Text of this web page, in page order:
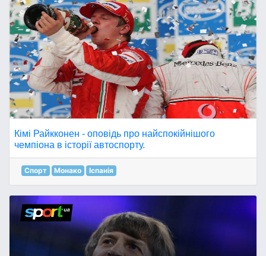
Кімі Райкконен - оповідь про найспокійнішого
чемпіона в історії автоспорту.
Спорт Монако Іспанія